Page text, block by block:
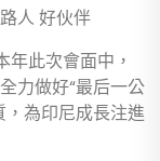
人 好伙伴
此次會面中，
力做好“最后一公
為印尼成長注進